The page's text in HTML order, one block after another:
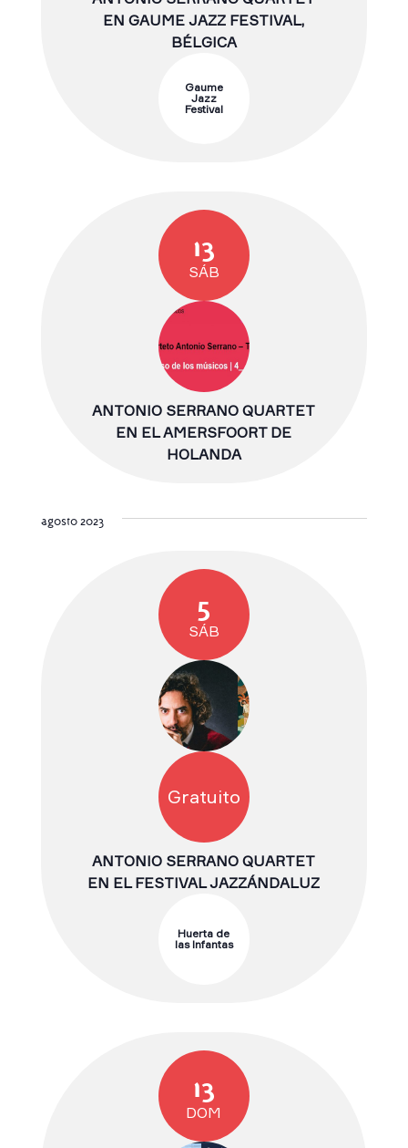
EN GAUME JAZZ FESTIVAL,
BÉLGICA
Gaume
Jazz
Festival
SÁB
13
ANTONIO SERRANO QUARTET
EN EL AMERSFOORT DE
HOLANDA
agosto 2023
SÁB
5
ANTONIO SERRANO QUARTET
EN EL FESTIVAL JAZZÁNDALUZ
Huerta de
las Infantas
Gratuito
DOM
13